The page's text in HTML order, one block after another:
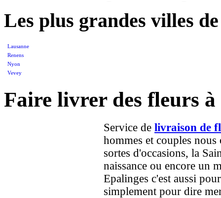
Les plus grandes villes
Lausanne
Renens
Nyon
Vevey
Faire livrer des fleurs à
Service de livraison de
hommes et couples
sortes d'occasions, la
naissance ou encore un
Epalinges c'est aussi
simplement pour dire